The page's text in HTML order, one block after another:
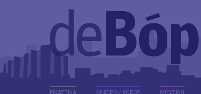
ΕΙΚΑΣΤΙΚΑ ΘΕΑΤΡΟ / ΧΟΡΟΣ ΜΟΥΣΙΚΗ